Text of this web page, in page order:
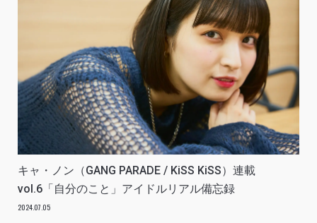
キャ・ノン（GANG PARADE / KiSS KiSS）連載
vol.6「自分のこと」アイドルリアル備忘録
2024.07.05